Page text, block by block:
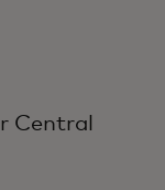
Central